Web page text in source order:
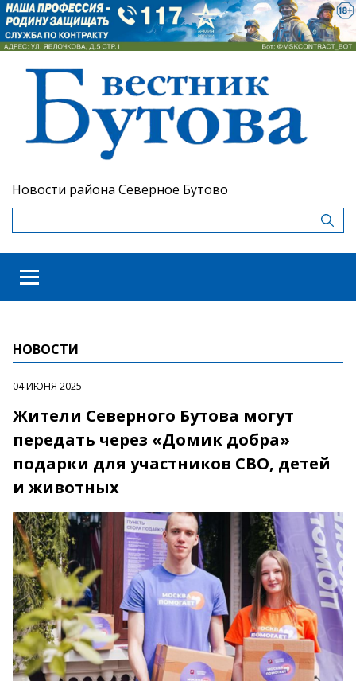
Новости района Северное Бутово
НОВОСТИ
04 ИЮНЯ 2025
Жители Северного Бутова могут
передать через «Домик добра»
подарки для участников СВО, детей
и животных